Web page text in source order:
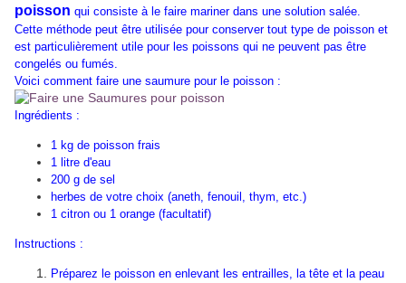
poisson qui consiste à le faire mariner dans une solution salée.
Cette méthode peut être utilisée pour conserver tout type de poisson et
est particulièrement utile pour les poissons qui ne peuvent pas être
congelés ou fumés.
Voici comment faire une saumure pour le poisson :
Ingrédients :
1 kg de poisson frais
1 litre d'eau
200 g de sel
herbes de votre choix (aneth, fenouil, thym, etc.)
1 citron ou 1 orange (facultatif)
Instructions :
Préparez le poisson en enlevant les entrailles, la tête et la peau